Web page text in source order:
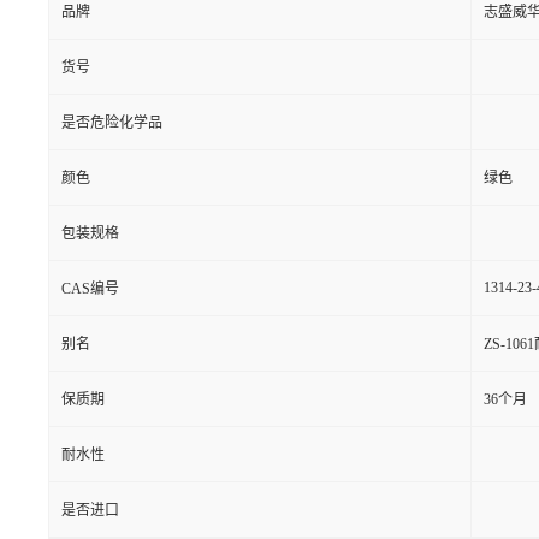
品牌 志盛威
货号
是否危险化学品
颜色 绿色
包装规格
CAS编号 1314-23-
别名 ZS-
保质期 36个月
耐水性
是否进口